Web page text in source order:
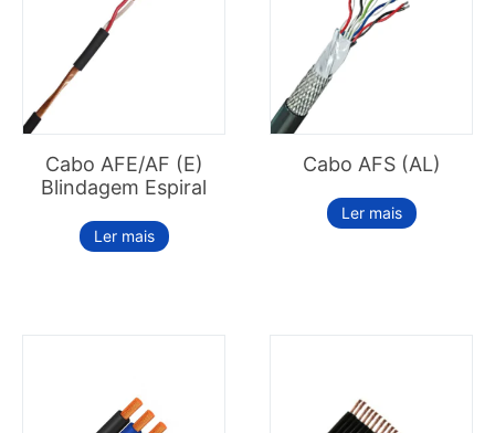
Cabo AFE/AF (E)
Blindagem Espiral
Ler mais
Cabo AFS (AL)
Ler mais